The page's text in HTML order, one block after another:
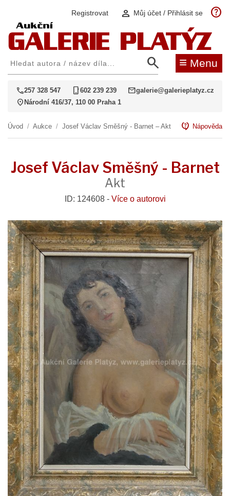
Registrovat person Můj účet / Přihlásit se help
search ≡ Menu
call257 328 547 phone_iphone602 239 239 mailgalerie@galerieplatyz.cz
location_on Národní 416/37, 110 00 Praha 1
Úvod / Aukce / Josef Václav Směšný - Barnet – Akt contact_support Nápověda
Josef Václav Směšný - Barnet
Akt
ID: 124608 - Více o autorovi